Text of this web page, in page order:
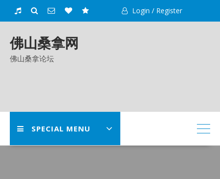
Login / Register
佛山桑拿网
佛山桑拿论坛
SPECIAL MENU